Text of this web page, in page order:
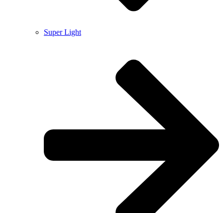
Super Light